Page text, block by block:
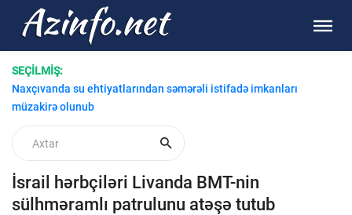
SEÇİLMİŞ:
Naxçıvanda su ehtiyatlarından səmərəli istifadə imkanları
müzakirə olunub
İsrail hərbçiləri Livanda BMT-nin
sülhməramlı patrulunu atəşə tutub